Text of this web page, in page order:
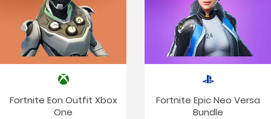
Fortnite Eon Outfit Xbox
One
Fortnite Epic Neo Versa
Bundle